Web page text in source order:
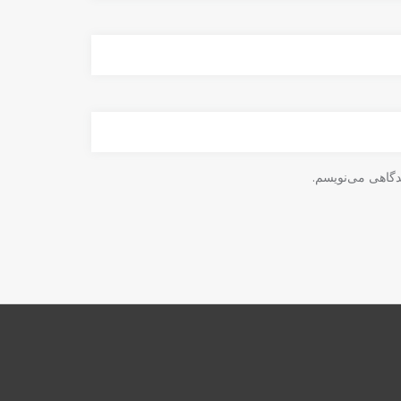
می‌نویسم.